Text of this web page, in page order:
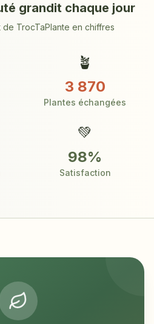
grandit chaque jour
TrocTaPlante en chiffres
🪴
3 870
Plantes échangées
💚
98%
Satisfaction